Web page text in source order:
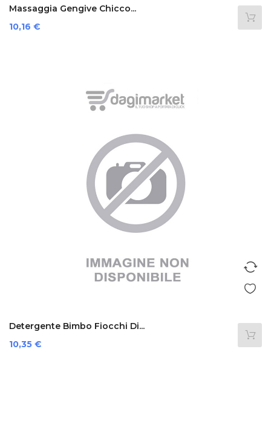
Massaggia Gengive Chicco...
Prezzo
10,16 €
Detergente Bimbo Fiocchi Di...
Prezzo
10,35 €